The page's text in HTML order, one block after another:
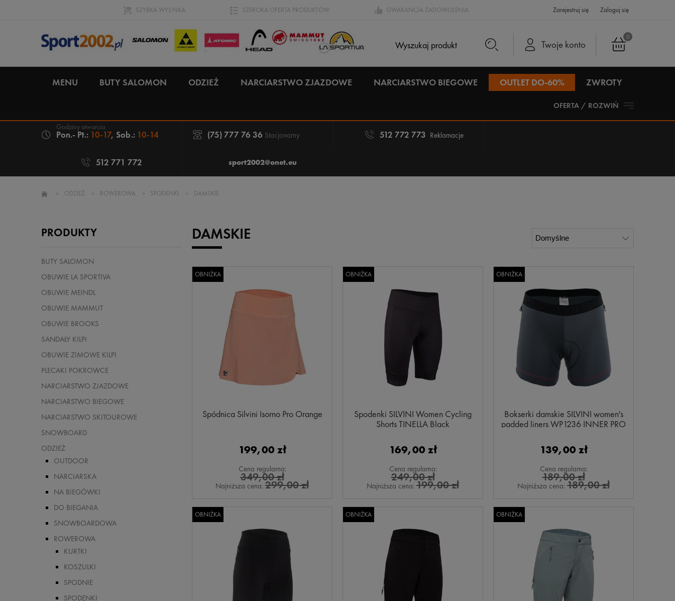
SZYBKA WYSYŁKA SZEROKA OFERTA PRODUKTÓW GWARANCJA ZADOWOLENIA Zarejestruj się Zaloguj się
0
Twoje konto
MENU BUTY SALOMON ODZIEŻ NARCIARSTWO ZJAZDOWE NARCIARSTWO BIEGOWE OUTLET DO-60% ZWROTY
OFERTA / ROZWIŃ
Pon.- Pt.: 10-17, Sob.: 10-14 (75) 777 76 36 Stacjonarny 512 772 773 Reklamacje
512 771 772 sport2002@onet.eu
» ODZIEŻ » ROWEROWA » SPODENKI » DAMSKIE
PRODUKTY
BUTY SALOMON
OBUWIE LA SPORTIVA
OBUWIE MEINDL
OBUWIE MAMMUT
OBUWIE BROOKS
SANDAŁY KILPI
OBUWIE ZIMOWE KILPI
PLECAKI POKROWCE
NARCIARSTWO ZJAZDOWE
NARCIARSTWO BIEGOWE
NARCIARSTWO SKITOUROWE
SNOWBOARD
ODZIEŻ
OUTDOOR
NARCIARSKA
NA BIEGÓWKI
DO BIEGANIA
SNOWBOARDOWA
ROWEROWA
KURTKI
KOSZULKI
SPODNIE
SPODENKI
DAMSKIE
Spódnica Silvini Isorno Pro Orange
199,00 zł
Cena regularna:
349,00 zł
Najniższa cena: 299,00 zł
OBNIŻKA
Spodenki SILVINI Women Cycling
Shorts TINELLA Black
169,00 zł
Cena regularna:
249,00 zł
Najniższa cena: 199,00 zł
OBNIŻKA
Bokserki damskie SILVINI women's
padded liners WP1236 INNER PRO
139,00 zł
Cena regularna:
189,00 zł
Najniższa cena: 189,00 zł
OBNIŻKA
OBNIŻKA OBNIŻKA OBNIŻKA